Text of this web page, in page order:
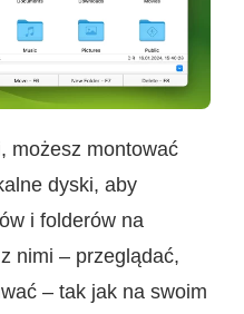
możesz montować
dyski, aby
i folderów na
nimi – przeglądać,
– tak jak na swoim